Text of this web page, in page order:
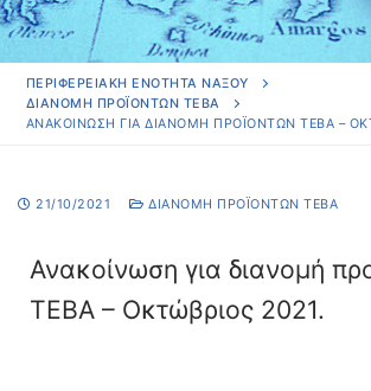
ΠΕΡΙΦΕΡΕΙΑΚΗ ΕΝΟΤΗΤΑ ΝΑΞΟΥ
ΔΙΑΝΟΜΉ ΠΡΟΪΌΝΤΩΝ ΤΕΒΑ
ΑΝΑΚΟΊΝΩΣΗ ΓΙΑ ΔΙΑΝΟΜΉ ΠΡΟΪΌΝΤΩΝ ΤΕΒΑ –
21/10/2021 ΔΙΑΝΟΜΉ ΠΡΟΪΌΝΤΩΝ ΤΕΒΑ
Ανακοίνωση για διανομή
ΤΕΒΑ – Οκτώβριος 2021.